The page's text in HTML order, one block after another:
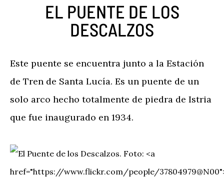
EL PUENTE DE LOS
DESCALZOS
Este puente se encuentra junto a la Estación
de Tren de Santa Lucía. Es un puente de un
solo arco hecho totalmente de piedra de Istria
que fue inaugurado en 1934.